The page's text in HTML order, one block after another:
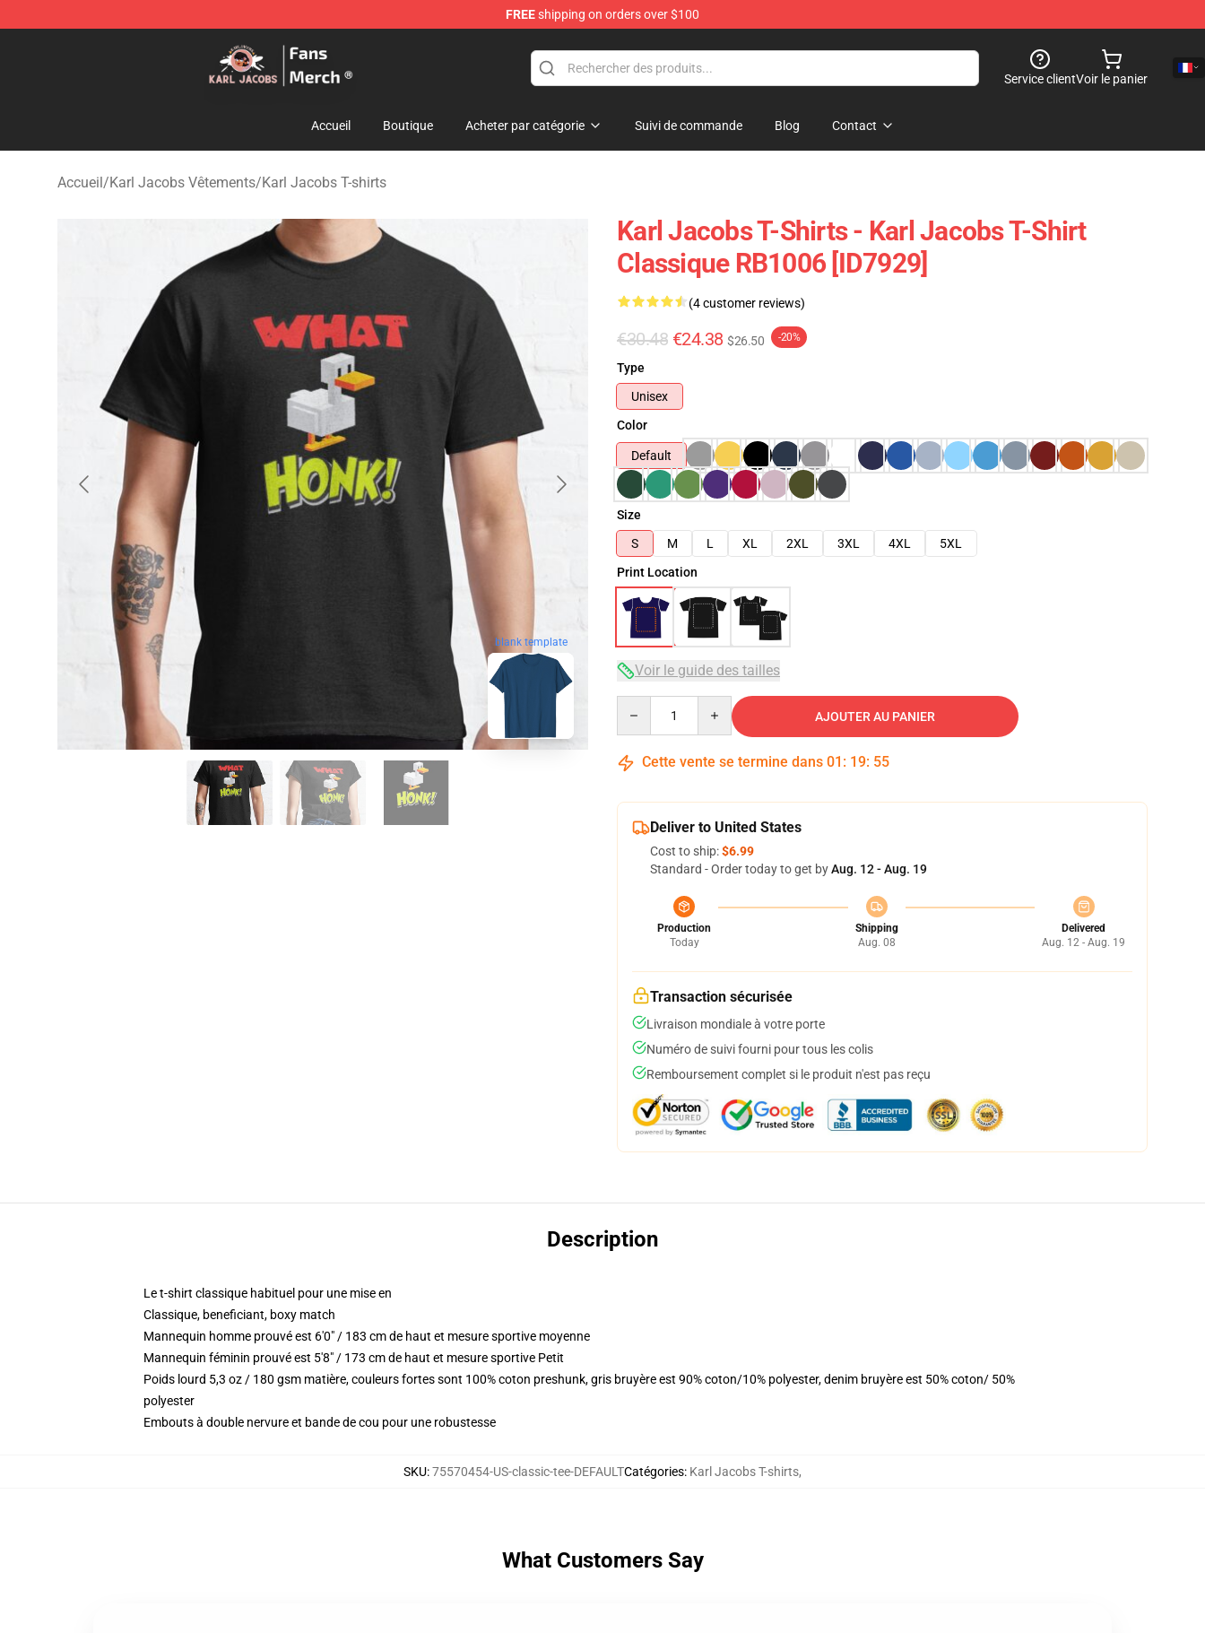
FREEshipping on orders over $100
Karl Jacobs Store - Official Karl Jacobs Merchandise Shop
Service clientVoir le panier
Accueil Boutique Acheter par catégorie Suivi de commande Blog Contact
Accueil/Karl Jacobs Vêtements/Karl Jacobs T-shirts
blank template
Karl Jacobs T-Shirts - Karl Jacobs T-Shirt
Classique RB1006 [ID7929]
(4 customer reviews)
€30.48 €24.38 $26.50 -20%
Type
Unisex
Color
Default
Size
S
M L XL 2XL 3XL 4XL
5XL
Print Location
Voir le guide des tailles
AJOUTER AU PANIER
Cette vente se termine dans 01 : 19: 54
Deliver to United States
Cost to ship:$6.99
Standard - Order today to get byAug. 12 - Aug. 19
Production
Today
Shipping
Aug. 08
Delivered
Aug. 12 - Aug. 19
Transaction sécurisée
Livraison mondiale à votre porte
Numéro de suivi fourni pour tous les colis
Remboursement complet si le produit n'est pas reçu
Description
Le t-shirt classique habituel pour une mise en
Classique, beneficiant, boxy match
Mannequin homme prouvé est 6'0" / 183 cm de haut et mesure sportive moyenne
Mannequin féminin prouvé est 5'8" / 173 cm de haut et mesure sportive Petit
Poids lourd 5,3 oz / 180 gsm matière, couleurs fortes sont 100% coton preshunk, gris bruyère est 90% coton/10% polyester, denim bruyère est 50% coton/ 50%
polyester
Embouts à double nervure et bande de cou pour une robustesse
SKU:75570454-US-classic-tee-DEFAULTCatégories: Karl Jacobs T-shirts,
What Customers Say